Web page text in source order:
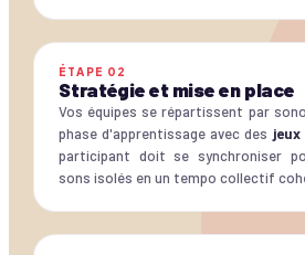
ÉTAPE 02
Stratégie et mise en place
Vos équipes se répartissent par
phase d'apprentissage avec des
participant doit se synchroniser
sons isolés en un tempo collectif